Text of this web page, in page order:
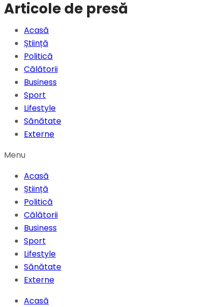
Articole de presă
Acasă
Știință
Politică
Călătorii
Business
Sport
Lifestyle
Sănătate
Externe
Menu
Acasă
Știință
Politică
Călătorii
Business
Sport
Lifestyle
Sănătate
Externe
Acasă